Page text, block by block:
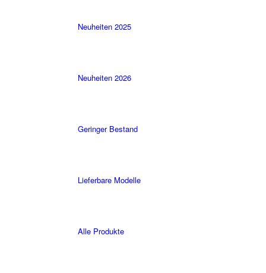
Neuheiten 2025
Neuheiten 2026
Geringer Bestand
Lieferbare Modelle
Alle Produkte